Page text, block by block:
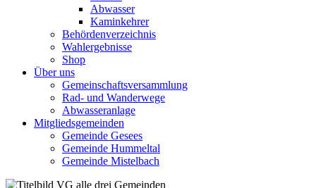
Abwasser
Kaminkehrer
Behördenverzeichnis
Wahlergebnisse
Shop
Über uns
Gemeinschaftsversammlung
Rad- und Wanderwege
Abwasseranlage
Mitgliedsgemeinden
Gemeinde Gesees
Gemeinde Hummeltal
Gemeinde Mistelbach